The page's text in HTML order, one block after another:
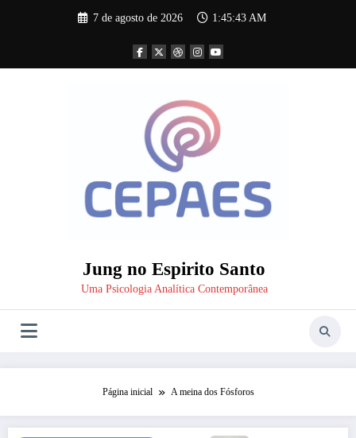
7 de agosto de 2026 1:45:43 AM
Jung no Espirito Santo
Uma Psicologia Analítica Contemporânea
Página inicial A meina dos Fósforos